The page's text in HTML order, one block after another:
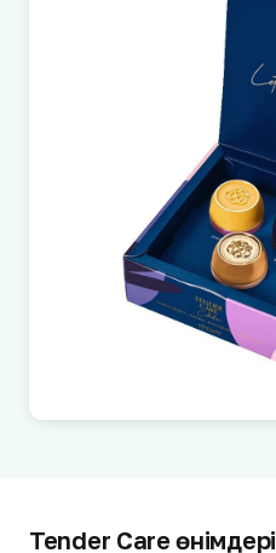
Tender Care өнімдері